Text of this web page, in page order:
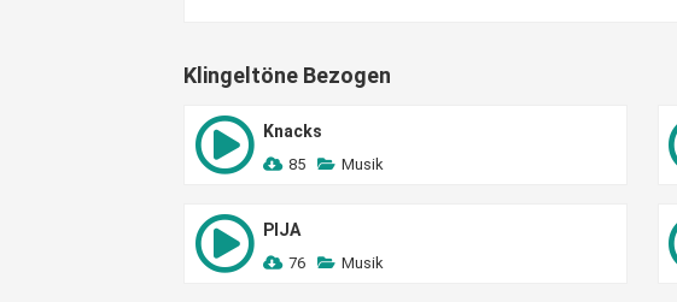
Klingeltöne Bezogen
Knacks
85 Musik
PIJA
76 Musik